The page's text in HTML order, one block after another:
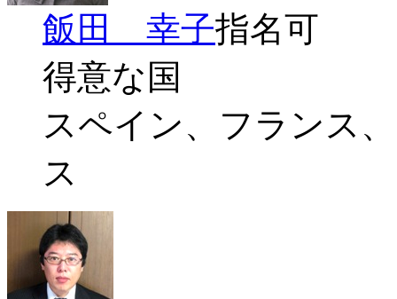
飯田 幸子指名可
得意な国
スペイン、フランス
ス